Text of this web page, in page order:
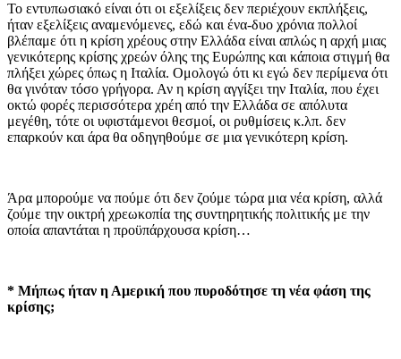
Το εντυπωσιακό είναι ότι οι εξελίξεις δεν περιέχουν εκπλήξεις,
ήταν εξελίξεις αναμενόμενες, εδώ και ένα-δυο χρόνια πολλοί
βλέπαμε ότι η κρίση χρέους στην Ελλάδα είναι απλώς η αρχή μιας
γενικότερης κρίσης χρεών όλης της Ευρώπης και κάποια στιγμή θα
πλήξει χώρες όπως η Ιταλία. Ομολογώ ότι κι εγώ δεν περίμενα ότι
θα γινόταν τόσο γρήγορα. Αν η κρίση αγγίξει την Ιταλία, που έχει
οκτώ φορές περισσότερα χρέη από την Ελλάδα σε απόλυτα
μεγέθη, τότε οι υφιστάμενοι θεσμοί, οι ρυθμίσεις κ.λπ. δεν
επαρκούν και άρα θα οδηγηθούμε σε μια γενικότερη κρίση.
Άρα μπορούμε να πούμε ότι δεν ζούμε τώρα μια νέα κρίση, αλλά
ζούμε την οικτρή χρεωκοπία της συντηρητικής πολιτικής με την
οποία απαντάται η προϋπάρχουσα κρίση…
* Μήπως ήταν η Αμερική που πυροδότησε τη νέα φάση της
κρίσης;